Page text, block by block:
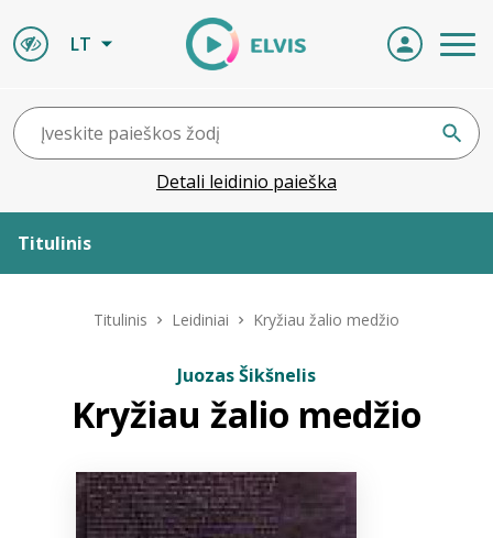
LT
Detali leidinio paieška
Titulinis
ELVIS atvyksta
Naujienos
Titulinis Leidiniai Kryžiau žalio medžio
Juozas Šikšnelis
Kryžiau žalio medžio